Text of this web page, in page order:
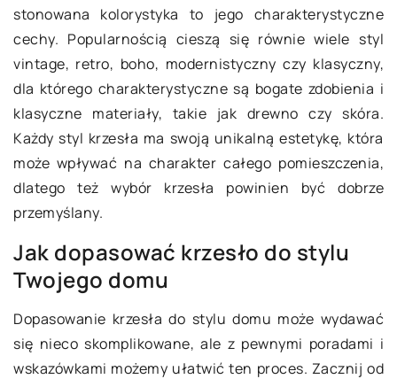
stonowana kolorystyka to jego charakterystyczne
cechy. Popularnością cieszą się równie wiele styl
vintage, retro, boho, modernistyczny czy klasyczny,
dla którego charakterystyczne są bogate zdobienia i
klasyczne materiały, takie jak drewno czy skóra.
Każdy styl krzesła ma swoją unikalną estetykę, która
może wpływać na charakter całego pomieszczenia,
dlatego też wybór krzesła powinien być dobrze
przemyślany.
Jak dopasować krzesło do stylu
Twojego domu
Dopasowanie krzesła do stylu domu może wydawać
się nieco skomplikowane, ale z pewnymi poradami i
wskazówkami możemy ułatwić ten proces. Zacznij od